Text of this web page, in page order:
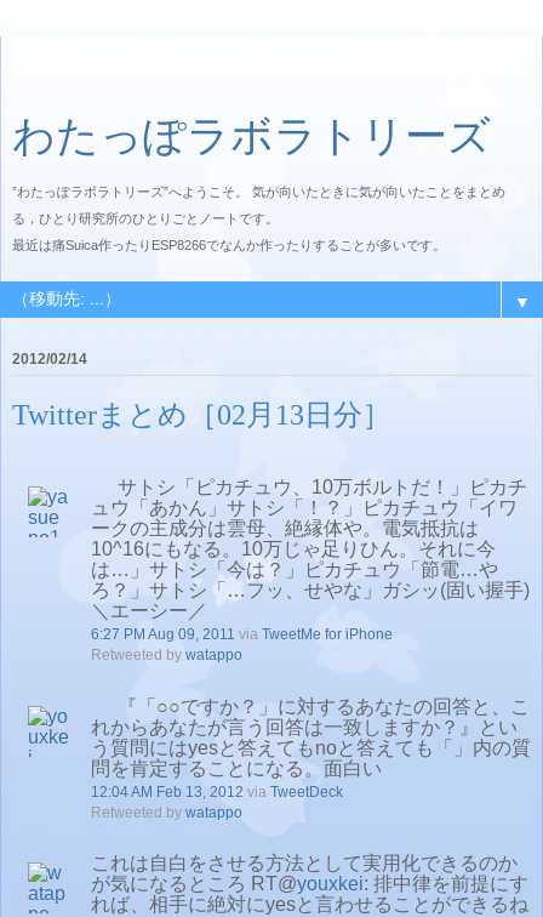
わたっぽラボラトリーズ
”わたっぽラボラトリーズ”へようこそ。 気が向いたときに気が向いたことをまとめ
る，ひとり研究所のひとりごとノートです。
最近は痛Suica作ったりESP8266でなんか作ったりすることが多いです。
▼
2012/02/14
Twitterまとめ［02月13日分］
サトシ「ピカチュウ、10万ボルトだ！」ピカチ
ュウ「あかん」サトシ「！？」ピカチュウ「イワ
ークの主成分は雲母、絶縁体や。電気抵抗は
10^16にもなる。10万じゃ足りひん。それに今
は…」サトシ「今は？」ピカチュウ「節電…や
ろ？」サトシ「…フッ、せやな」ガシッ(固い握手)
＼エーシー／
6:27 PM Aug 09, 2011 via TweetMe for iPhone
Retweeted by watappo
『「○○ですか？」に対するあなたの回答と、こ
れからあなたが言う回答は一致しますか？』とい
う質問にはyesと答えてもnoと答えても「」内の質
問を肯定することになる。面白い
12:04 AM Feb 13, 2012 via TweetDeck
Retweeted by watappo
これは自白をさせる方法として実用化できるのか
が気になるところ RT@youxkei: 排中律を前提にす
れば、相手に絶対にyesと言わせることができるね